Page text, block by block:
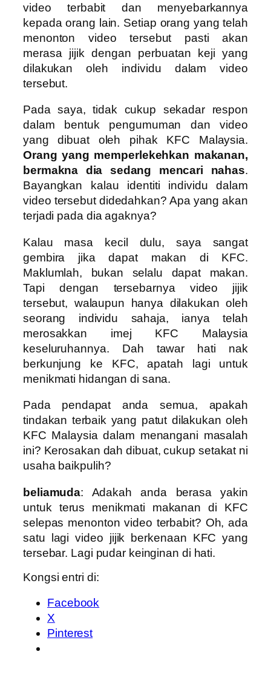
video terbabit dan menyebarkannya
kepada orang lain. Setiap orang yang telah
menonton video tersebut pasti akan
merasa jijik dengan perbuatan keji yang
dilakukan oleh individu dalam video
tersebut.
Pada saya, tidak cukup sekadar respon
dalam bentuk pengumuman dan video
yang dibuat oleh pihak KFC Malaysia.
Orang yang memperlekehkan makanan,
bermakna dia sedang mencari nahas.
Bayangkan kalau identiti individu dalam
video tersebut didedahkan? Apa yang akan
terjadi pada dia agaknya?
Kalau masa kecil dulu, saya sangat
gembira jika dapat makan di KFC.
Maklumlah, bukan selalu dapat makan.
Tapi dengan tersebarnya video jijik
tersebut, walaupun hanya dilakukan oleh
seorang individu sahaja, ianya telah
merosakkan imej KFC Malaysia
keseluruhannya. Dah tawar hati nak
berkunjung ke KFC, apatah lagi untuk
menikmati hidangan di sana.
Pada pendapat anda semua, apakah
tindakan terbaik yang patut dilakukan oleh
KFC Malaysia dalam menangani masalah
ini? Kerosakan dah dibuat, cukup setakat ni
usaha baikpulih?
beliamuda: Adakah anda berasa yakin
untuk terus menikmati makanan di KFC
selepas menonton video terbabit? Oh, ada
satu lagi video jijik berkenaan KFC yang
tersebar. Lagi pudar keinginan di hati.
Kongsi entri di:
Facebook
X
Pinterest